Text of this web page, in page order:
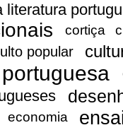
literatura
cortiça
popular
economia